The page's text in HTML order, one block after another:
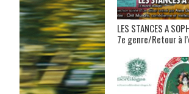
LES STANCES A
7e genre/Retour à